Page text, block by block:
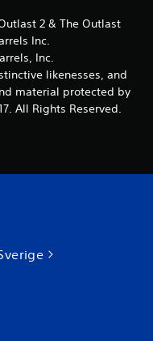
2 & The Outlast
Inc.
Inc.
likenesses, and
material protected by
All Rights Reserved.